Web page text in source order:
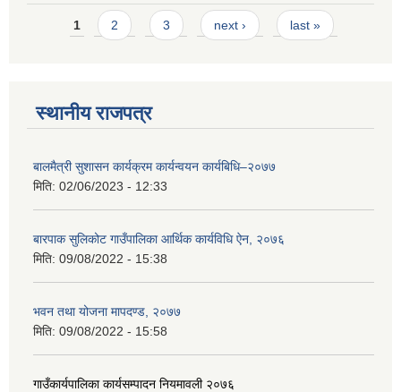
Pages
1 2 3 next › last »
स्थानीय राजपत्र
बालमैत्री सुशासन कार्यक्रम कार्यन्वयन कार्यबिधि–२०७७
मिति: 02/06/2023 - 12:33
बारपाक सुलिकोट गाउँपालिका आर्थिक कार्यविधि ऐन, २०७६
मिति: 09/08/2022 - 15:38
भवन तथा योजना मापदण्ड, २०७७
मिति: 09/08/2022 - 15:58
गाउँकार्यपालिका कार्यसम्पादन नियमावली २०७६